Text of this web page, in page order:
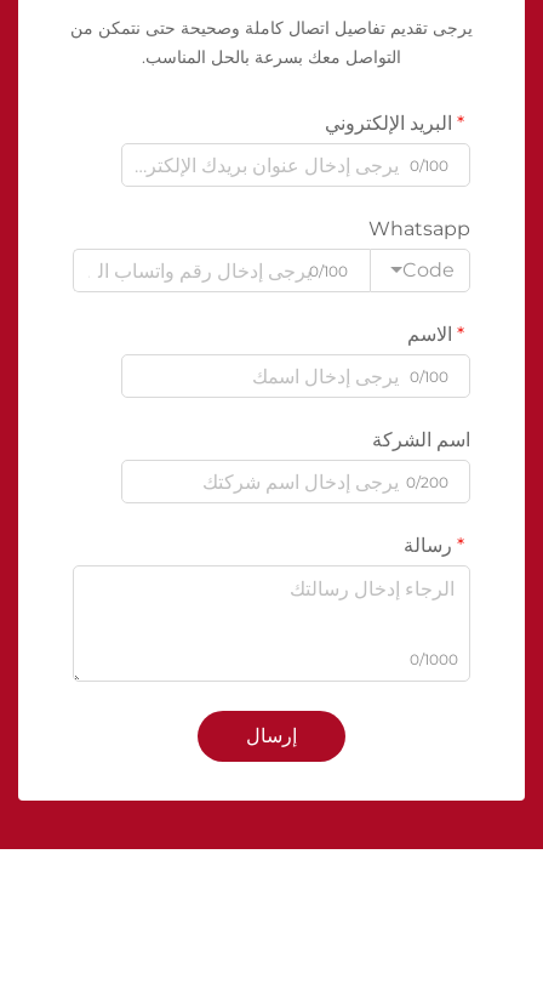
يرجى تقديم تفاصيل اتصال كاملة وصحيحة حتى نتمكن من
التواصل معك بسرعة بالحل المناسب.
البريد الإلكتروني
0/100
Whatsapp
Code
0/100
الاسم
0/100
اسم الشركة
0/200
رسالة
0/1000
إرسال